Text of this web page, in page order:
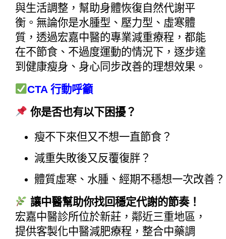
與生活調整，幫助身體恢復自然代謝平
衡。無論你是水腫型、壓力型、虛寒體
質，透過宏嘉中醫的專業減重療程，都能
在不節食、不過度運動的情況下，逐步達
到健康瘦身、身心同步改善的理想效果。
CTA 行動呼籲
你是否也有以下困擾？
瘦不下來但又不想一直節食？
減重失敗後又反覆復胖？
體質虛寒、水腫、經期不穩想一次改善？
讓中醫幫助你找回穩定代謝的節奏！
宏嘉中醫診所位於新莊，鄰近三重地區，
提供客製化中醫減肥療程，整合中藥調